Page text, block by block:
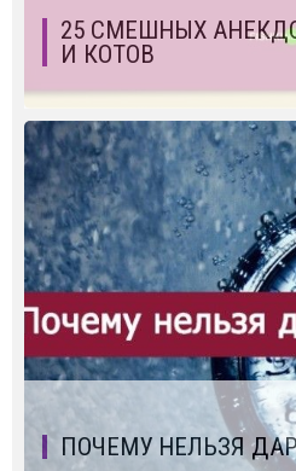
25 СМЕШНЫХ
И КОТОВ
ПОЧЕМУ НЕЛЬЗЯ